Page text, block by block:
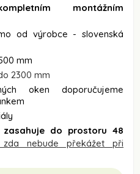
montážním
od výrobce - slovenská
mm
2300 mm
oken doporučujeme
zasahuje do prostoru 48
zda nebude překážet při